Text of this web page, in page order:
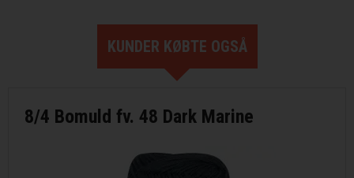
KUNDER KØBTE OGSÅ
8/4 Bomuld fv. 48 Dark Marine